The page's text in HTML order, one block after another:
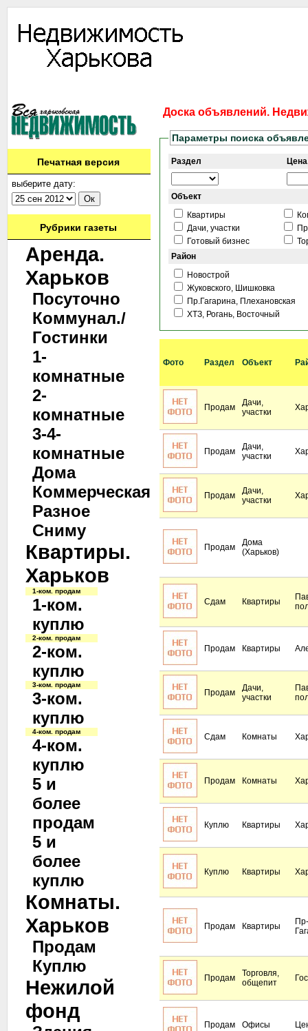
Печатная версия
выберите дату:
Рубрики газеты
Аренда.
Харьков
Посуточно
Коммунал./
Гостинки
1-
комнатные
2-
комнатные
3-4-
комнатные
Дома
Коммерческая
Разное
Сниму
Квартиры.
Харьков
1-ком. продам
1-ком.
куплю
2-ком. продам
2-ком.
куплю
3-ком. продам
3-ком.
куплю
4-ком. продам
4-ком.
куплю
5 и
более
продам
5 и
более
куплю
Комнаты.
Харьков
Продам
Куплю
Нежилой
фонд
Доска объявлений.
Параметры поиска
Раздел
Объект
Квартиры
Дачи, участки
Готовый бизнес
Район
Новострой
Жуковского, Шишковка
Пр.Гагарина, Плехановская
ХТЗ, Рогань, Восточный
Фото Раздел Объект
Продам
Дачи,
участки
Продам
Дачи,
участки
Продам
Дачи,
участки
Продам
Дома
(Харьков)
Сдам Квартиры
Продам Квартиры
Продам
Дачи,
участки
Сдам Комнаты
Продам Комнаты
Куплю Квартиры
Куплю Квартиры
Продам Квартиры
Продам
Торговля,
общепит
Продам Офисы